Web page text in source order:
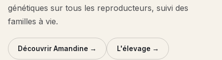
génétiques sur tous les reproducteurs, suivi des
familles à vie.
Découvrir Amandine → L'élevage →